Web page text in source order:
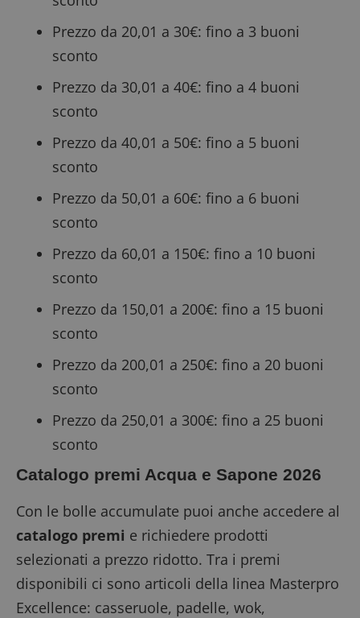
Prezzo da 20,01 a 30€: fino a 3 buoni
sconto
Prezzo da 30,01 a 40€: fino a 4 buoni
sconto
Prezzo da 40,01 a 50€: fino a 5 buoni
sconto
Prezzo da 50,01 a 60€: fino a 6 buoni
sconto
Prezzo da 60,01 a 150€: fino a 10 buoni
sconto
Prezzo da 150,01 a 200€: fino a 15 buoni
sconto
Prezzo da 200,01 a 250€: fino a 20 buoni
sconto
Prezzo da 250,01 a 300€: fino a 25 buoni
sconto
Catalogo premi Acqua e Sapone 2026
Con le bolle accumulate puoi anche accedere al
catalogo premi e richiedere prodotti
selezionati a prezzo ridotto. Tra i premi
disponibili ci sono articoli della linea Masterpro
Excellence: casseruole, padelle, wok,